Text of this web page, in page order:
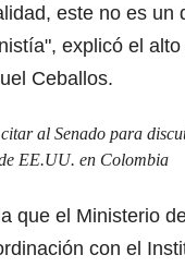
este no es un
explicó el
Ceballos.
al Senado para
EE.UU. en Colombia
que el Ministerio
con el